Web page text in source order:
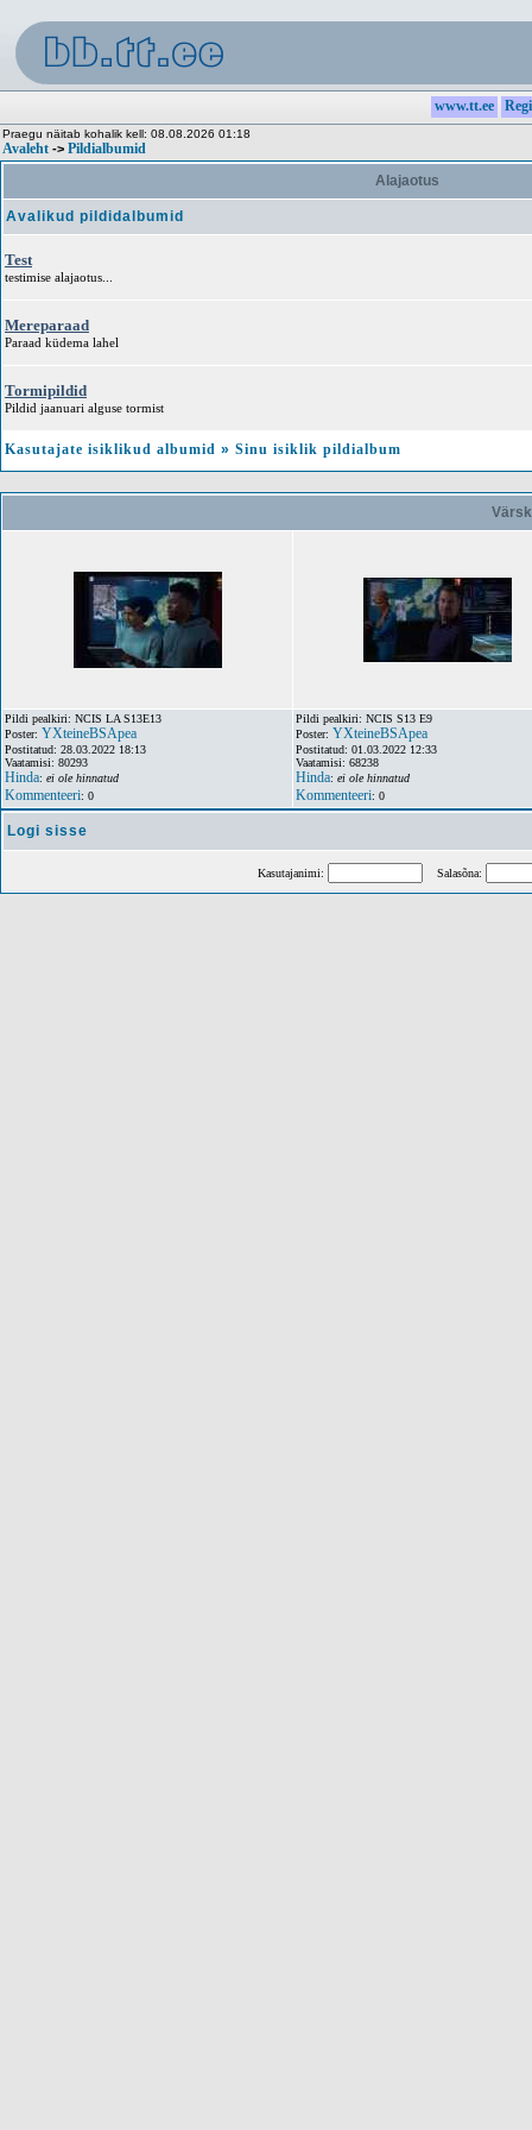
www.tt.ee
Praegu näitab kohalik kell: 08.08.2026 01:18
Avaleht -> Pildialbumid
Alajaotus
Avalikud pildidalbumid
Test
testimise alajaotus...
Mereparaad
Paraad küdema lahel
Tormipildid
Pildid jaanuari alguse tormist
Kasutajate isiklikud albumid » Sinu isiklik pildialbum
Pildi pealkiri: NCIS LA S13E13
Poster: YXteineBSApea
Postitatud: 28.03.2022 18:13
Vaatamisi: 80293
Hinda: ei ole hinnatud
Kommenteeri: 0
Pildi pealkiri: NCIS S13 E9
Poster: YXteineBSApea
Postitatud: 01.03.2022 12:33
Vaatamisi: 68238
Hinda: ei ole hinnatud
Kommenteeri: 0
Logi sisse
Kasutajanimi: Salasõna: